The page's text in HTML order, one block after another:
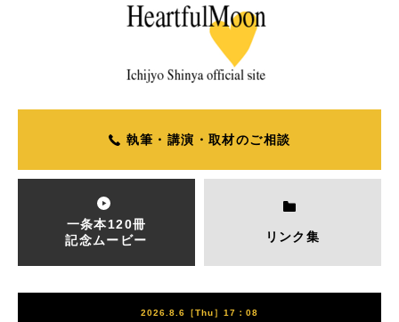
執筆・講演・取材のご相談
一条本120冊
記念ムービー
リンク集
2026.8.6［Thu］17：08